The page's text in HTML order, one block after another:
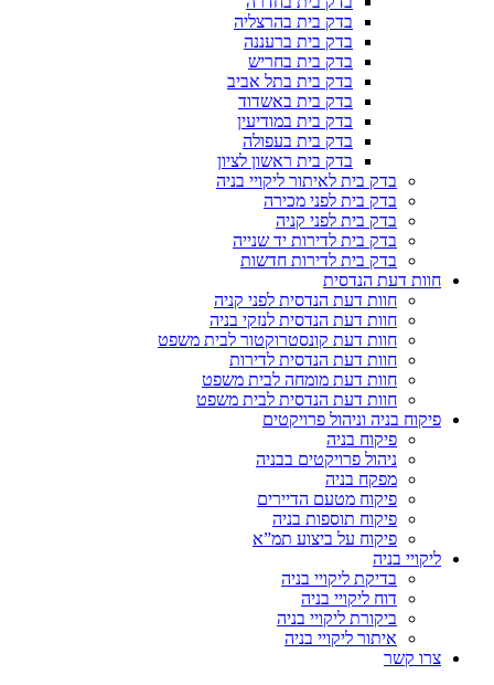
בדק בית בהרצליה
בדק בית ברעננה
בדק בית בחריש
בדק בית בתל אביב
בדק בית באשדוד
בדק בית במודיעין
בדק בית בעפולה
בדק בית ראשון לציון
בדק בית לאיתור ליקויי בניה
בדק בית לפני מכירה
בדק בית לפני קניה
בדק בית לדירות יד שנייה
בדק בית לדירות חדשות
חוות דעת הנדסית
חוות דעת הנדסית לפני קניה
חוות דעת הנדסית לנזקי בניה
חוות דעת קונסטרוקטור לבית משפט
חוות דעת הנדסית לדירות
חוות דעת מומחה לבית משפט
חוות דעת הנדסית לבית משפט
פיקוח בניה וניהול פרויקטים
פיקוח בניה
ניהול פרויקטים בבניה
מפקח בניה
פיקוח מטעם הדיירים
פיקוח תוספות בניה
פיקוח על ביצוע תמ”א
ליקויי בניה
בדיקת ליקויי בניה
דוח ליקויי בניה
ביקורת ליקויי בניה
איתור ליקויי בניה
צרו קשר